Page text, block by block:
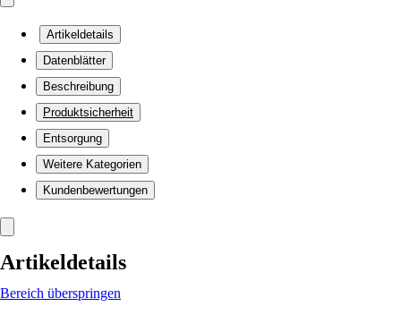
Artikeldetails
Datenblätter
Beschreibung
Produktsicherheit
Entsorgung
Weitere Kategorien
Kundenbewertungen
Artikeldetails
Bereich überspringen